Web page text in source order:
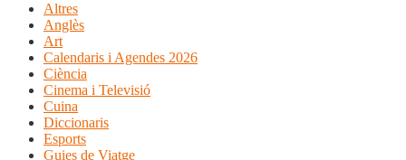
Altres
Anglès
Art
Calendaris i Agendes 2026
Ciència
Cinema i Televisió
Cuina
Diccionaris
Esports
Guies de Viatge